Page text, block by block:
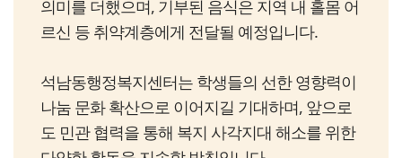
의미를 더했으며, 기부된 음식은 지역 내 홀몸 어
르신 등 취약계층에게 전달될 예정입니다.
석남동행정복지센터는 학생들의 선한 영향력이
나눔 문화 확산으로 이어지길 기대하며, 앞으로
도 민관 협력을 통해 복지 사각지대 해소를 위한